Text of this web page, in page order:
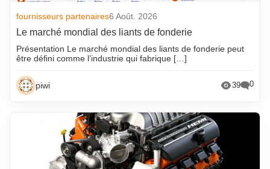
fournisseurs partenaires6 Août. 2026
Le marché mondial des liants de fonderie
Présentation Le marché mondial des liants de fonderie peut
être défini comme l’industrie qui fabrique […]
piwi 39 0